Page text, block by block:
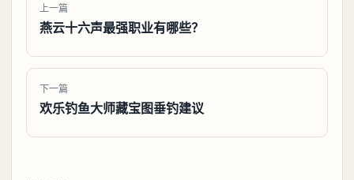
上一篇
燕云十六声最强职业有哪些？
下一篇
欢乐钓鱼大师藏宝图垂钓建议